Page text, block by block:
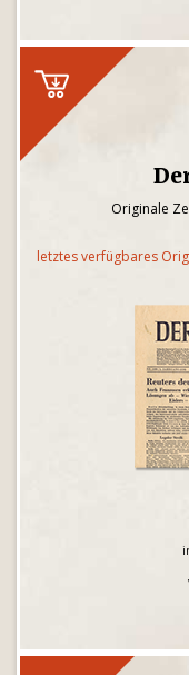
Originale
letztes verfügbares